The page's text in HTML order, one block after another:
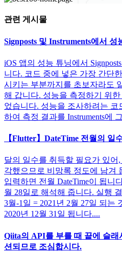
관련 게시물
Signposts 및 Instruments에서 성
iOS 앱의 성능 튜닝에서
니다. 코드 중에 넣은 가장 간단한
시키는 부분까지를 초보자라도
해 갑니다. 성능을 측정하기 위한
었습니다. 성능을 조사하려는 코
하여 측정 결과를 Instruments에
【Flutter】DateTime 전월의 일
달의 일수를 취득할 필요가 있어
각했으므로 비망록 정도에 남겨
입력하면 전월 DateTime이 됩니
월 28일로 해석해 줍니다. 실행
3월-1일 = 2021년 2월 27일 되는
2020년 12월 31일 됩니다....
Qiita의 API를 부를 때 끝에 슬래
션되므로 조심합시다.